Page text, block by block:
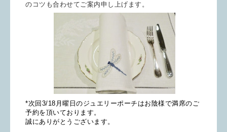
のコツも合わせてご案内申し上げます。
*次回3/18月曜日のジュエリーポーチはお陰様で満席のご
予約を頂いております。
誠にありがとうございます。